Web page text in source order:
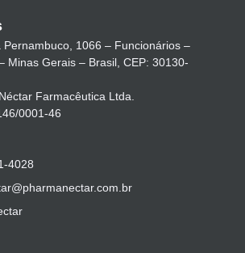
Pernambuco, 1066 – Funcionários –
Minas Gerais – Brasil, CEP: 30130-
Néctar Farmacêutica Ltda.
0001-46
4028